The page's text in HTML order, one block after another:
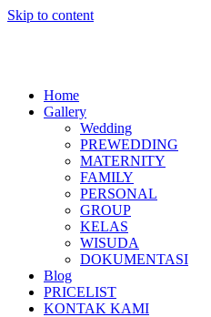
Skip to content
Home
Gallery
Wedding
PREWEDDING
MATERNITY
FAMILY
PERSONAL
GROUP
KELAS
WISUDA
DOKUMENTASI
Blog
PRICELIST
KONTAK KAMI